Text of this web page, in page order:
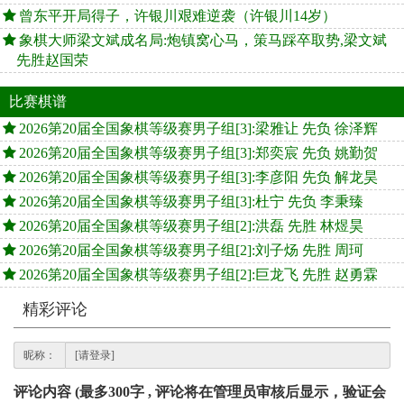
曾东平开局得子，许银川艰难逆袭（许银川14岁）
象棋大师梁文斌成名局:炮镇窝心马，策马踩卒取势,梁文斌
先胜赵国荣
比赛棋谱
2026第20届全国象棋等级赛男子组[3]:梁雅让 先负 徐泽辉
2026第20届全国象棋等级赛男子组[3]:郑奕宸 先负 姚勤贺
2026第20届全国象棋等级赛男子组[3]:李彦阳 先负 解龙昊
2026第20届全国象棋等级赛男子组[3]:杜宁 先负 李秉臻
2026第20届全国象棋等级赛男子组[2]:洪磊 先胜 林煜昊
2026第20届全国象棋等级赛男子组[2]:刘子炀 先胜 周珂
2026第20届全国象棋等级赛男子组[2]:巨龙飞 先胜 赵勇霖
精彩评论
昵称：
评论内容 (最多300字 , 评论将在管理员审核后显示，验证会